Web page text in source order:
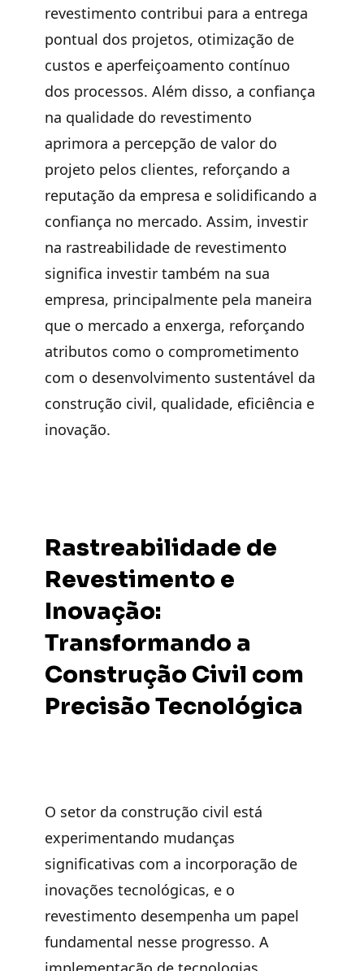
revestimento contribui para a entrega
pontual dos projetos, otimização de
custos e aperfeiçoamento contínuo
dos processos. Além disso, a confiança
na qualidade do revestimento
aprimora a percepção de valor do
projeto pelos clientes, reforçando a
reputação da empresa e solidificando a
confiança no mercado. Assim, investir
na rastreabilidade de revestimento
significa investir também na sua
empresa, principalmente pela maneira
que o mercado a enxerga, reforçando
atributos como o comprometimento
com o desenvolvimento sustentável da
construção civil, qualidade, eficiência e
inovação.
Rastreabilidade de
Revestimento e
Inovação:
Transformando a
Construção Civil com
Precisão Tecnológica
O setor da construção civil está
experimentando mudanças
significativas com a incorporação de
inovações tecnológicas, e o
revestimento desempenha um papel
fundamental nesse progresso. A